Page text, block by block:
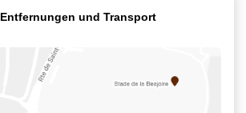
Entfernungen und Transport